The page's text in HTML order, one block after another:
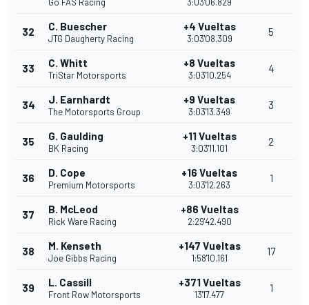
32 C. Buescher
JTG Daugherty Racing
+4 Vueltas
3:03'08.309
5
33 C. Whitt
TriStar Motorsports
+8 Vueltas
3:03'10.254
4
34 J. Earnhardt
The Motorsports Group
+9 Vueltas
3:03'13.349
3
35 G. Gaulding
BK Racing
+11 Vueltas
3:03'11.101
2
36 D. Cope
Premium Motorsports
+16 Vueltas
3:03'12.263
1
37 B. McLeod
Rick Ware Racing
+86 Vueltas
2:29'42.490
38 M. Kenseth
Joe Gibbs Racing
+147 Vueltas
1:58'10.161
17
39 L. Cassill
Front Row Motorsports
+371 Vueltas
13'17.477
1